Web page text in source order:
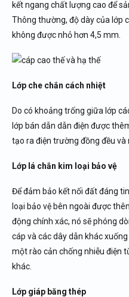
kết ngang chất lượng cao để
Thông thường, độ dày của lớp
không được nhỏ hơn 4,5 mm.
Lớp che chắn cách nhiệt
Do có khoảng trống giữa lớp
lớp bán dẫn dẫn điện được
tạo ra điện trường đồng đều và
Lớp lá chắn kim loại bảo vệ
Để đảm bảo kết nối đất đáng
loại bảo vệ bên ngoài được
động chính xác, nó sẽ phóng
cáp và các dây dẫn khác
một rào cản chống nhiễu điện
khác.
Lớp giáp băng thép